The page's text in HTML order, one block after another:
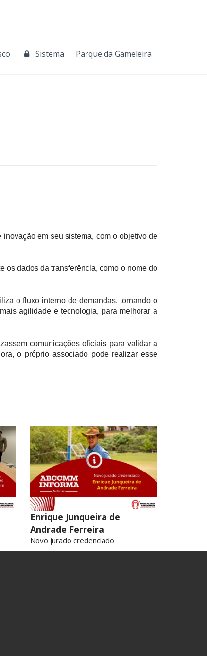
Sistema Parque da Gameleira
em seu sistema, com o objetivo de
os dados da transferência, como o nome do
o fluxo interno de demandas, tornando o
agilidade e tecnologia, para melhorar a
comunicações oficiais para validar a
o próprio associado pode realizar esse
Enrique Junqueira de
Andrade Ferreira
Novo jurado credenciado